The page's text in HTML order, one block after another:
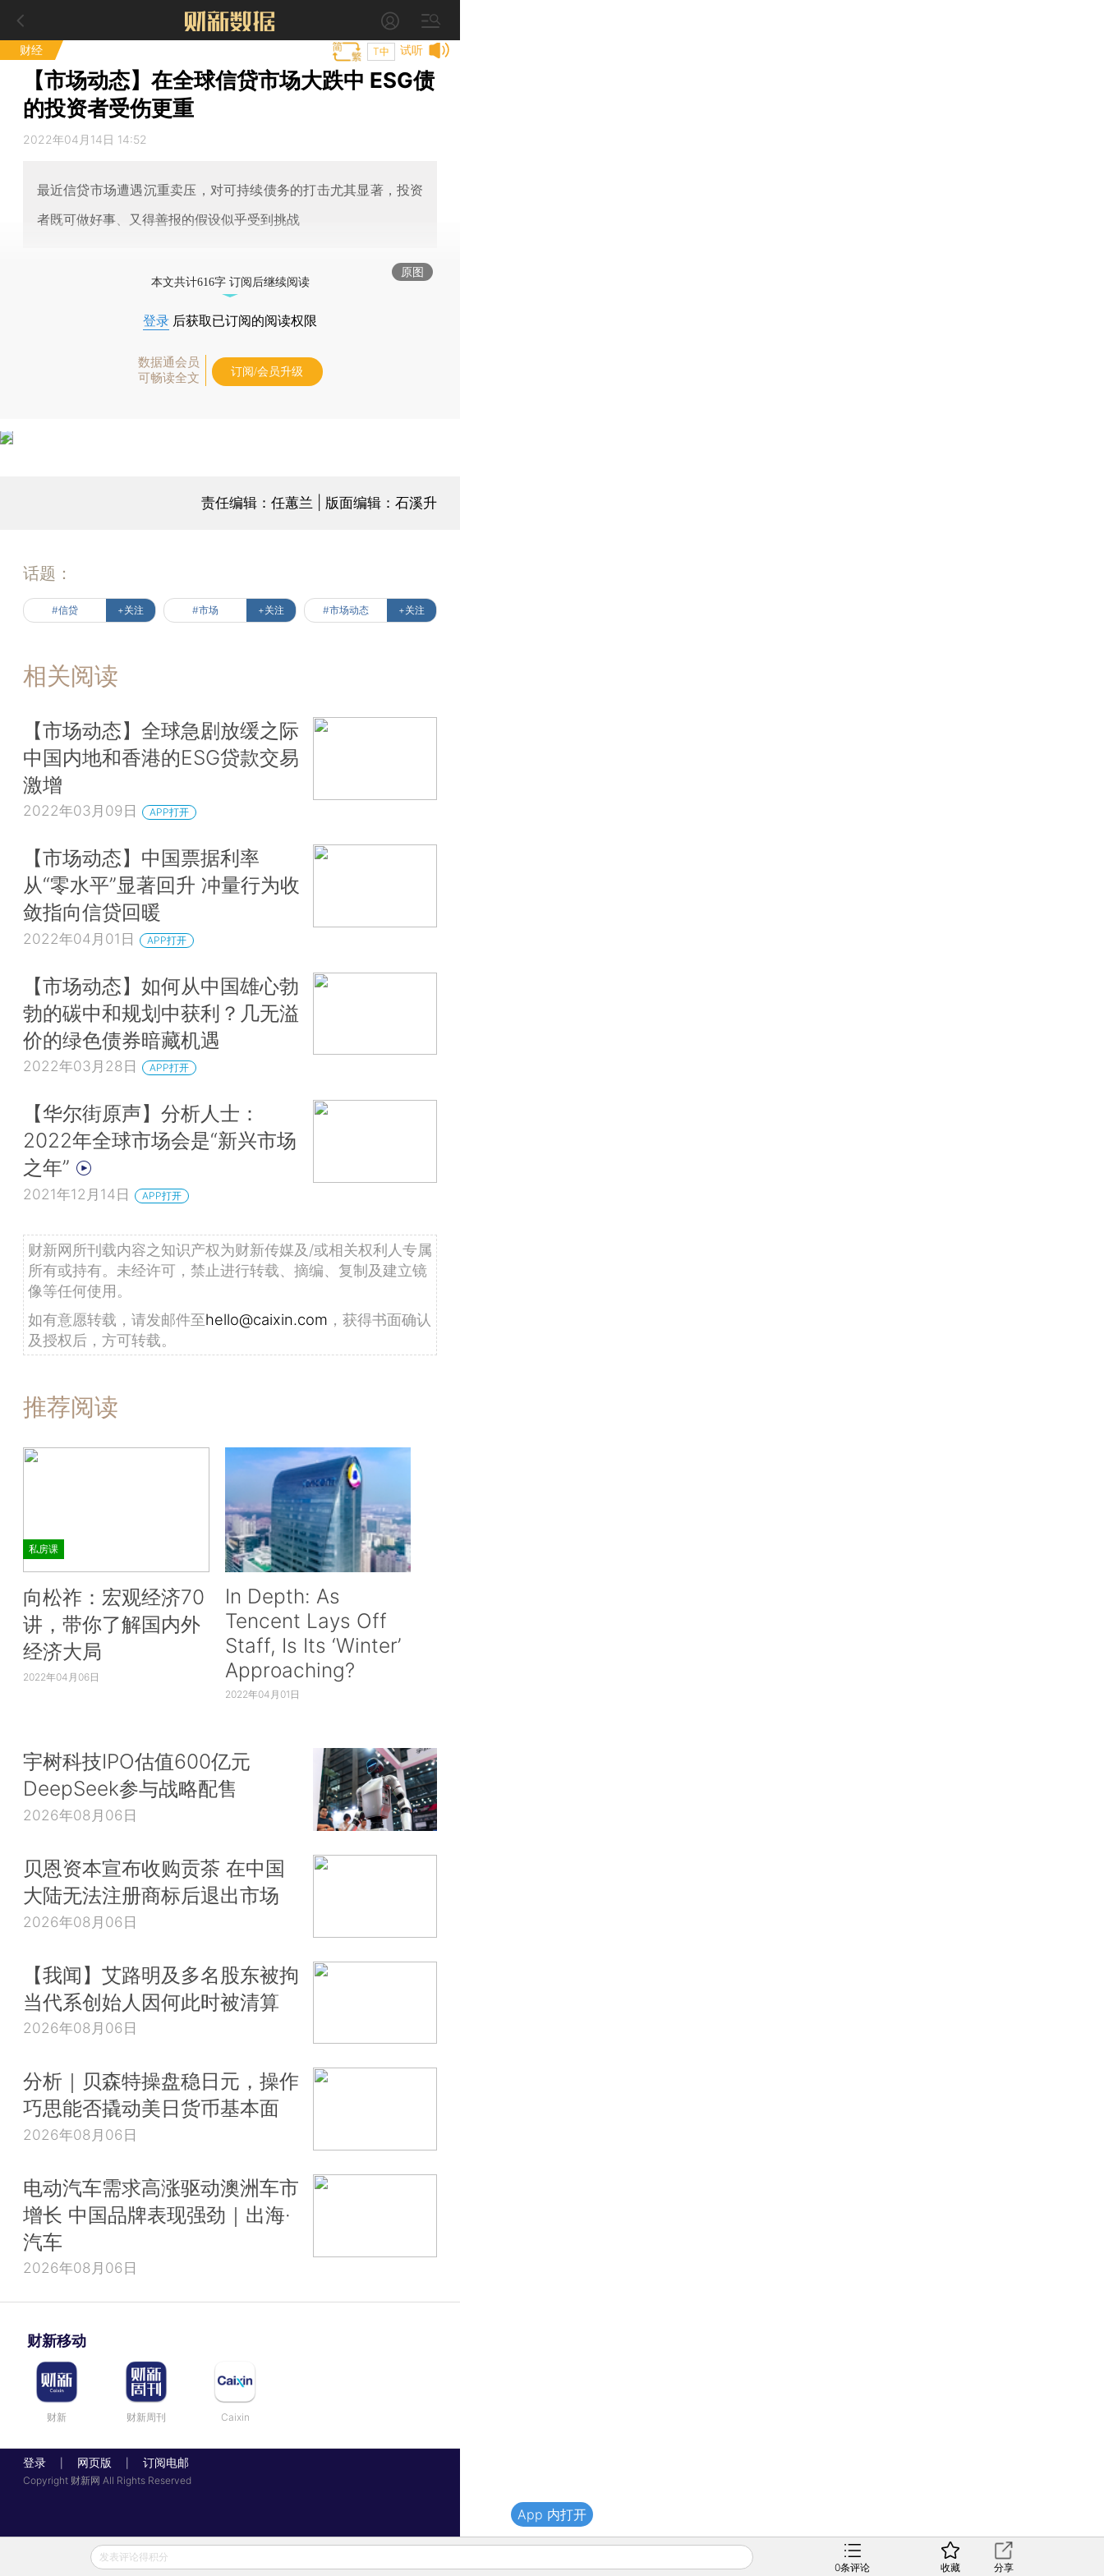
财经 试听
T中
【市场动态】在全球信贷市场大跌中 ESG债
的投资者受伤更重
2022年04月14日 14:52
最近信贷市场遭遇沉重卖压，对可持续债务的打击尤其显著，投资
者既可做好事、又得善报的假设似乎受到挑战
原图
本文共计616字 订阅后继续阅读
登录 后获取已订阅的阅读权限
数据通会员
可畅读全文
订阅/会员升级
责任编辑：任蕙兰 | 版面编辑：石溪升
话题：
#信贷 +关注 #市场 +关注 #市场动态 +关注
相关阅读
【市场动态】全球急剧放缓之际
中国内地和香港的ESG贷款交易
激增
2022年03月09日 APP打开
【市场动态】中国票据利率
从“零水平”显著回升 冲量行为收
敛指向信贷回暖
2022年04月01日 APP打开
【市场动态】如何从中国雄心勃
勃的碳中和规划中获利？几无溢
价的绿色债券暗藏机遇
2022年03月28日 APP打开
【华尔街原声】分析人士：
2022年全球市场会是“新兴市场
之年”
2021年12月14日 APP打开
财新网所刊载内容之知识产权为财新传媒及/或相关权利人专属
所有或持有。未经许可，禁止进行转载、摘编、复制及建立镜
像等任何使用。
如有意愿转载，请发邮件至hello@caixin.com ，获得书面确认
及授权后，方可转载。
推荐阅读
私房课
向松祚：宏观经济70
讲，带你了解国内外
经济大局
2022年04月06日
In Depth: As
Tencent Lays Off
Staff, Is Its ‘Winter’
Approaching?
2022年04月01日
宇树科技IPO估值600亿元
DeepSeek参与战略配售
2026年08月06日
贝恩资本宣布收购贡茶 在中国
大陆无法注册商标后退出市场
2026年08月06日
【我闻】艾路明及多名股东被拘
当代系创始人因何此时被清算
2026年08月06日
分析｜贝森特操盘稳日元，操作
巧思能否撬动美日货币基本面
2026年08月06日
电动汽车需求高涨驱动澳洲车市
增长 中国品牌表现强劲｜出海·
汽车
2026年08月06日
财新移动
财新 财新周刊 Caixin
登录 网页版 订阅电邮
Copyright 财新网 All Rights Reserved
发表评论得积分
0条评论 收藏 分享
App 内打开